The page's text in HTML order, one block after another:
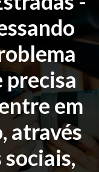
precisa
em
através
sociais,